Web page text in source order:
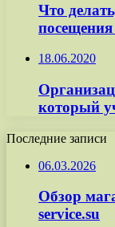
Что
18.06.2020
который
Последние записи
06.03.2026
Обзор
service.su